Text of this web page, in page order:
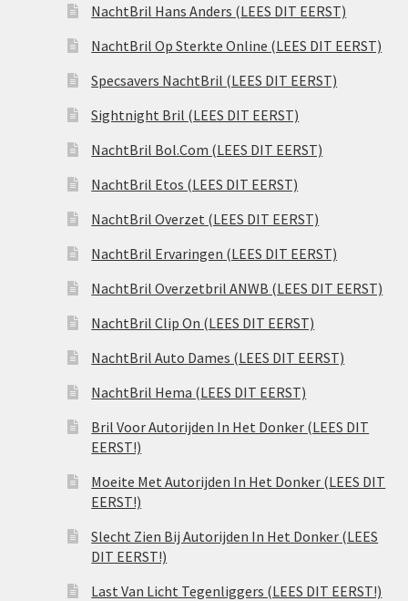
NachtBril Hans Anders (LEES DIT EERST)
NachtBril Op Sterkte Online (LEES DIT EERST)
Specsavers NachtBril (LEES DIT EERST)
Sightnight Bril (LEES DIT EERST)
NachtBril Bol.Com (LEES DIT EERST)
NachtBril Etos (LEES DIT EERST)
NachtBril Overzet (LEES DIT EERST)
NachtBril Ervaringen (LEES DIT EERST)
NachtBril Overzetbril ANWB (LEES DIT EERST)
NachtBril Clip On (LEES DIT EERST)
NachtBril Auto Dames (LEES DIT EERST)
NachtBril Hema (LEES DIT EERST)
Bril Voor Autorijden In Het Donker (LEES DIT
EERST!)
Moeite Met Autorijden In Het Donker (LEES DIT
EERST!)
Slecht Zien Bij Autorijden In Het Donker (LEES
DIT EERST!)
Last Van Licht Tegenliggers (LEES DIT EERST!)